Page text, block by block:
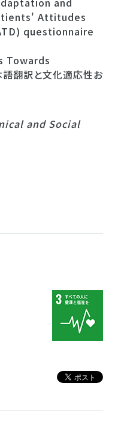
Attitudes
questionnaire
Towards
翻訳と文化適応性お
and Social